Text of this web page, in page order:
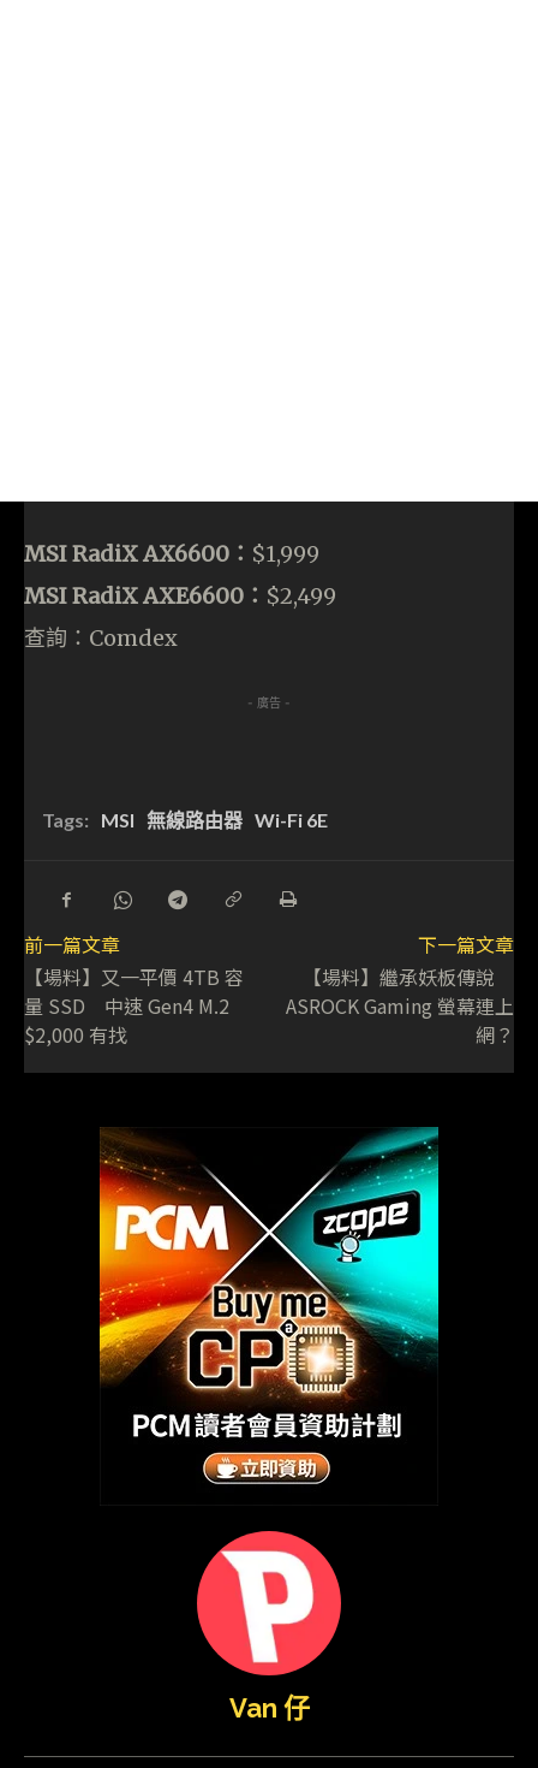
MSI RadiX AX6600： $1,999
MSI RadiX AXE6600： $2,499
查詢：Comdex
- 廣告 -
Tags: MSI 無線路由器 Wi-Fi 6E
前一篇文章
【場料】又一平價 4TB 容
量 SSD 中速 Gen4 M.2
$2,000 有找
下一篇文章
【場料】繼承妖板傳說
ASROCK Gaming 螢幕連上
網？
Van 仔